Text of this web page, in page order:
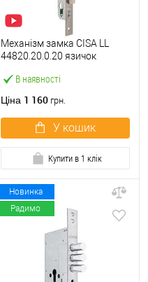
В наявності
Механізм замка CISA LL
44820.20.0.20 язичок
нержавіюча сталь
Ціна 1 160 грн.
У кошик
Купити в 1 клік
Новинка
Радимо